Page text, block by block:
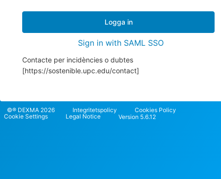
Logga in
Sign in with SAML SSO
©® DEXMA 2026 Integritetspolicy
Cookies Policy
Cookie Settings
Legal Notice Version 5.6.12